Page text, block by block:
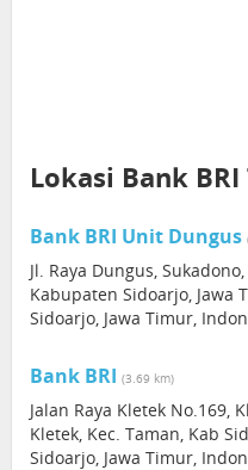
Lokasi Bank
Bank BRI Unit Dungus
Jl. Raya Dungus,
Kabupaten Sidoarjo, Jawa
Sidoarjo, Jawa Timur,
Bank BRI (3.69 km)
Jalan Raya Kletek No.169,
Kletek, Kec. Taman, Kab
Sidoarjo, Jawa Timur,